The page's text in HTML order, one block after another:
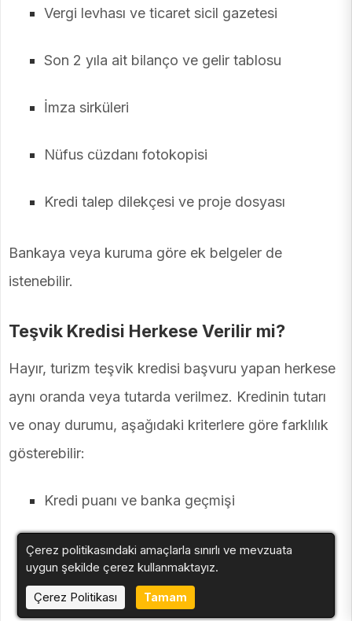
Vergi levhası ve ticaret sicil gazetesi
Son 2 yıla ait bilanço ve gelir tablosu
İmza sirküleri
Nüfus cüzdanı fotokopisi
Kredi talep dilekçesi ve proje dosyası
Bankaya veya kuruma göre ek belgeler de
istenebilir.
Teşvik Kredisi Herkese Verilir mi?
Hayır, turizm teşvik kredisi başvuru yapan herkese
aynı oranda veya tutarda verilmez. Kredinin tutarı
ve onay durumu, aşağıdaki kriterlere göre farklılık
gösterebilir:
Kredi puanı ve banka geçmişi
İşletmenin gelir düzeyi
İşletmenin istihdam sağladığı personel sayısı
Çerez politikasındaki amaçlarla sınırlı ve mevzuata
uygun şekilde çerez kullanmaktayız.
Çerez Politikası
Tamam